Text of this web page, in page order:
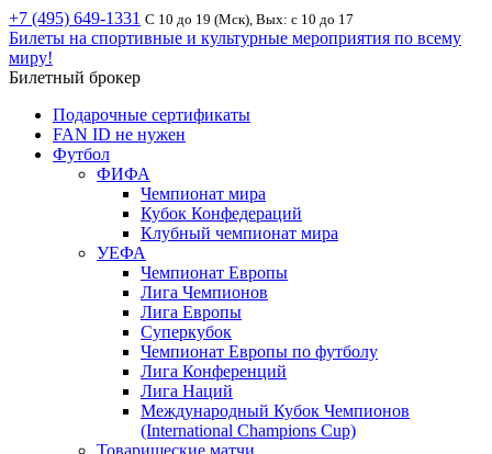
+7 (495) 649-1331 С 10 до 19 (Мск), Вых: с 10 до 17
Билеты на спортивные и культурные мероприятия по всему
миру!
Билетный брокер
Подарочные сертификаты
FAN ID не нужен
Футбол
ФИФА
Чемпионат мира
Кубок Конфедераций
Клубный чемпионат мира
УЕФА
Чемпионат Европы
Лига Чемпионов
Лига Европы
Суперкубок
Чемпионат Европы по футболу
Лига Конференций
Лига Наций
Международный Кубок Чемпионов
(International Champions Cup)
Товарищеские матчи